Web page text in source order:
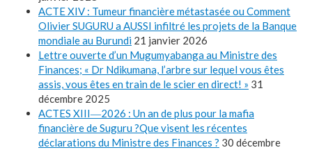
ACTE XIV : Tumeur financière métastasée ou Comment
Olivier SUGURU a AUSSI infiltré les projets de la Banque
mondiale au Burundi 21 janvier 2026
Lettre ouverte d’un Mugumyabanga au Ministre des
Finances; « Dr Ndikumana, l’arbre sur lequel vous êtes
assis, vous êtes en train de le scier en direct! » 31
décembre 2025
ACTES XIII―2026 : Un an de plus pour la mafia
financière de Suguru ?Que visent les récentes
déclarations du Ministre des Finances ? 30 décembre